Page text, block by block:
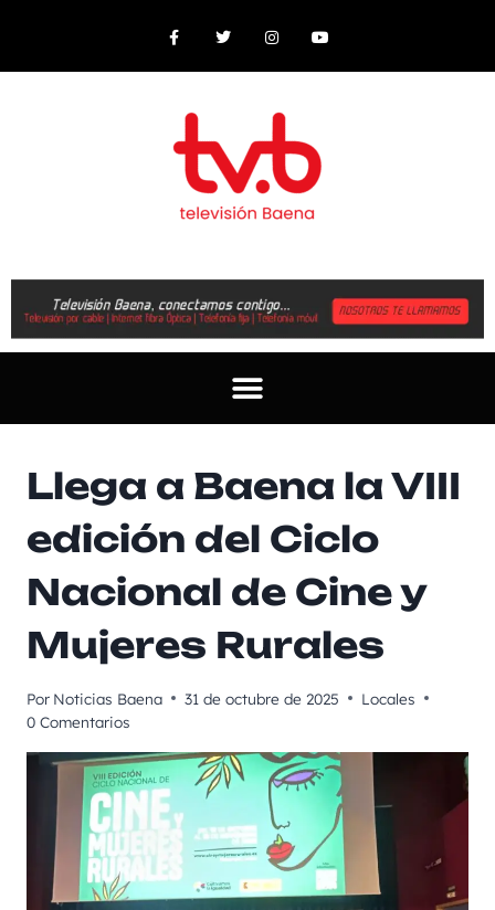
Llega a Baena la VIII
edición del Ciclo
Nacional de Cine y
Mujeres Rurales
Por Noticias Baena 31 de octubre de 2025
Locales
0 Comentarios